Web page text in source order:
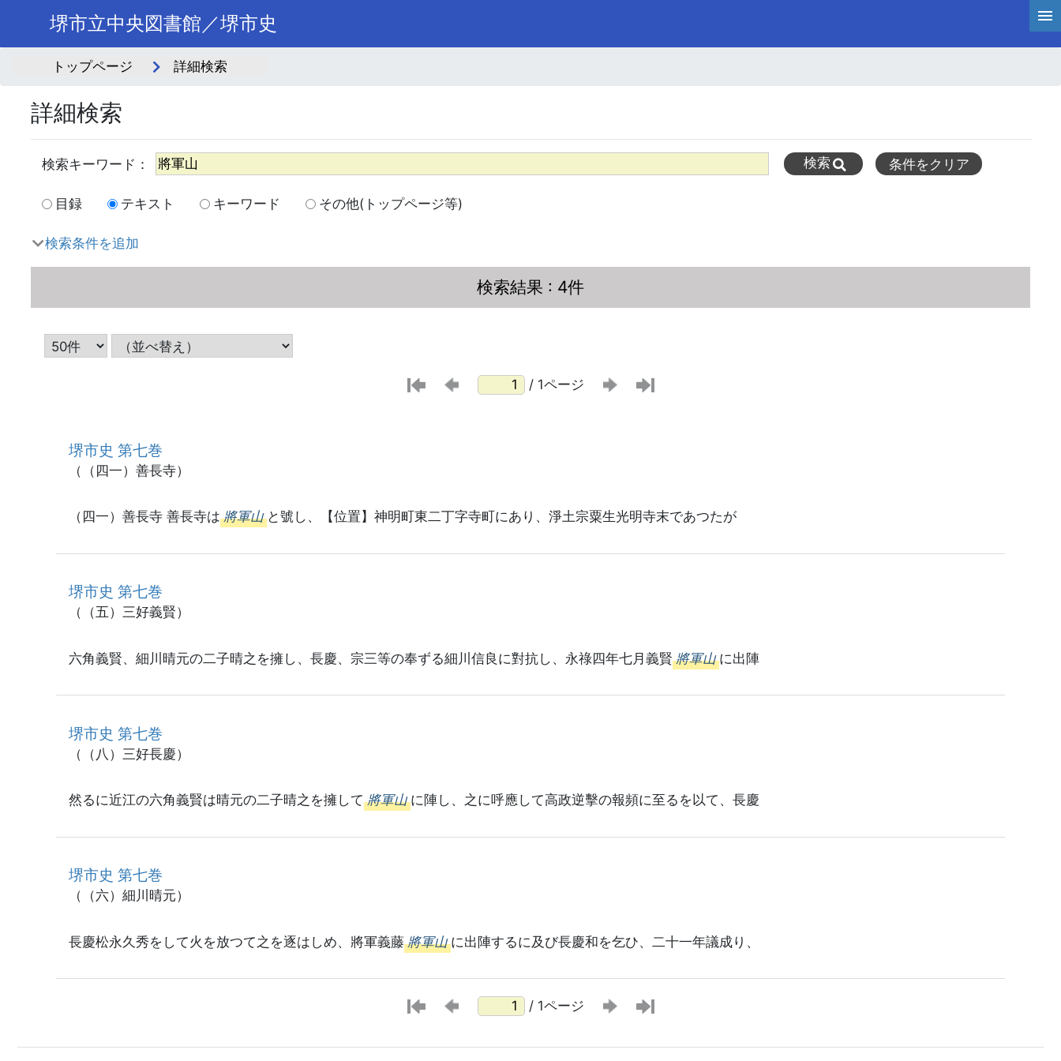
堺市立中央図書館／堺市史
トップページ 詳細検索
詳細検索
目録 テキスト キーワード その他(トップページ等)
検索条件を追加
検索結果 : 4件
/ 1ページ
堺市史 第七巻
（（四一）善長寺）
（四一）善長寺 善長寺は 將軍山 と號し、【位置】神明町東二丁字寺町にあり、淨土宗粟生光明寺末であつたが
堺市史 第七巻
（（五）三好義賢）
六角義賢、細川晴元の二子晴之を擁し、長慶、宗三等の奉ずる細川信良に對抗し、永祿四年七月義賢 將軍山 に出陣
堺市史 第七巻
（（八）三好長慶）
然るに近江の六角義賢は晴元の二子晴之を擁して 將軍山 に陣し、之に呼應して高政逆擊の報頻に至るを以て、長慶
堺市史 第七巻
（（六）細川晴元）
長慶松永久秀をして火を放つて之を逐はしめ、將軍義藤 將軍山 に出陣するに及び長慶和を乞ひ、二十一年議成り、
/ 1ページ